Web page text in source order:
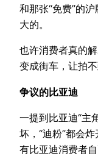
和那张“免费”的
大的。
也许消费者真的
变成街车，让拍
争议的比亚迪
一提到比亚迪“主
坏，“迪粉”都会
有比亚迪消费者自